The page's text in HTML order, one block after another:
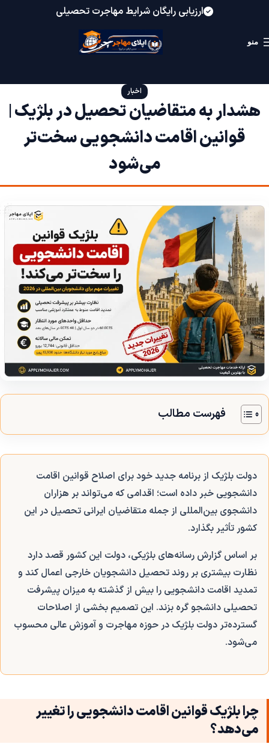
ارزیابی رایگان شرایط مهاجرت تحصیلی
منو
اخبار
هشدار به متقاضیان تحصیل در بلژیک |
قوانین اقامت دانشجویی سخت‌تر
می‌شود
فهرست مطالب
دولت بلژیک از برنامه جدید خود برای اصلاح قوانین اقامت
دانشجویی خبر داده است؛ اقدامی که می‌تواند بر هزاران
دانشجوی بین‌المللی از جمله متقاضیان ایرانی تحصیل در این
کشور تأثیر بگذارد.
بر اساس گزارش رسانه‌های بلژیکی، دولت این کشور قصد دارد
نظارت بیشتری بر روند تحصیل دانشجویان خارجی اعمال کند و
تمدید اقامت دانشجویی را بیش از گذشته به میزان پیشرفت
تحصیلی دانشجو گره بزند. این تصمیم بخشی از اصلاحات
گسترده‌تر دولت بلژیک در حوزه مهاجرت و آموزش عالی محسوب
می‌شود.
چرا بلژیک قوانین اقامت دانشجویی را تغییر
می‌دهد؟